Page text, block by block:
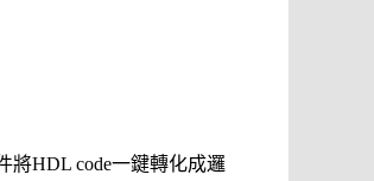
將HDL code一鍵轉化成邏